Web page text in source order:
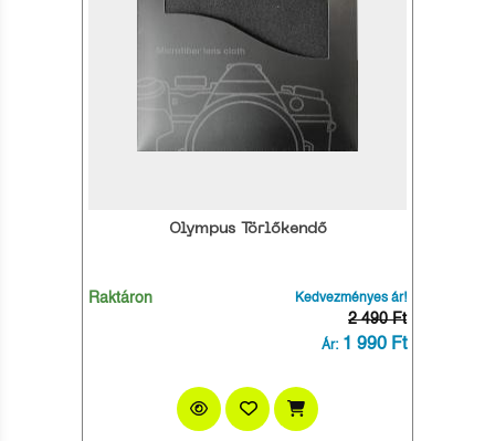
Olympus Törlőkendő
Raktáron Kedvezményes ár!
2 490 Ft
Ár: 1 990 Ft